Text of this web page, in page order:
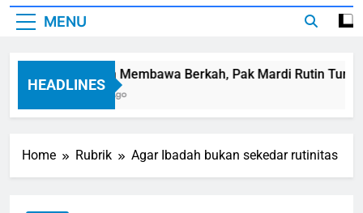
MENU
HEADLINES
Panen Membawa Berkah, Pak Mardi Rutin
6 Hari Ago
Home Rubrik Agar Ibadah bukan sekedar rutinitas